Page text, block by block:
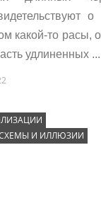
о
какой-то расы,
удлиненных ...
И ИЛЛЮЗИИ